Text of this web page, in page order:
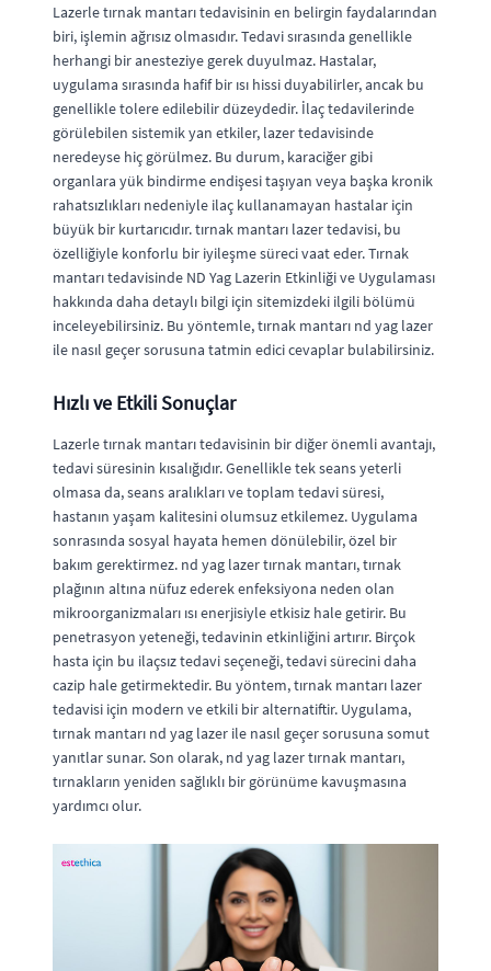
Lazerle tırnak mantarı tedavisinin en belirgin faydalarından
biri, işlemin ağrısız olmasıdır. Tedavi sırasında genellikle
herhangi bir anesteziye gerek duyulmaz. Hastalar,
uygulama sırasında hafif bir ısı hissi duyabilirler, ancak bu
genellikle tolere edilebilir düzeydedir. İlaç tedavilerinde
görülebilen sistemik yan etkiler, lazer tedavisinde
neredeyse hiç görülmez. Bu durum, karaciğer gibi
organlara yük bindirme endişesi taşıyan veya başka kronik
rahatsızlıkları nedeniyle ilaç kullanamayan hastalar için
büyük bir kurtarıcıdır. tırnak mantarı lazer tedavisi, bu
özelliğiyle konforlu bir iyileşme süreci vaat eder. Tırnak
mantarı tedavisinde ND Yag Lazerin Etkinliği ve Uygulaması
hakkında daha detaylı bilgi için sitemizdeki ilgili bölümü
inceleyebilirsiniz. Bu yöntemle, tırnak mantarı nd yag lazer
ile nasıl geçer sorusuna tatmin edici cevaplar bulabilirsiniz.
Hızlı ve Etkili Sonuçlar
Lazerle tırnak mantarı tedavisinin bir diğer önemli avantajı,
tedavi süresinin kısalığıdır. Genellikle tek seans yeterli
olmasa da, seans aralıkları ve toplam tedavi süresi,
hastanın yaşam kalitesini olumsuz etkilemez. Uygulama
sonrasında sosyal hayata hemen dönülebilir, özel bir
bakım gerektirmez. nd yag lazer tırnak mantarı, tırnak
plağının altına nüfuz ederek enfeksiyona neden olan
mikroorganizmaları ısı enerjisiyle etkisiz hale getirir. Bu
penetrasyon yeteneği, tedavinin etkinliğini artırır. Birçok
hasta için bu ilaçsız tedavi seçeneği, tedavi sürecini daha
cazip hale getirmektedir. Bu yöntem, tırnak mantarı lazer
tedavisi için modern ve etkili bir alternatiftir. Uygulama,
tırnak mantarı nd yag lazer ile nasıl geçer sorusuna somut
yanıtlar sunar. Son olarak, nd yag lazer tırnak mantarı,
tırnakların yeniden sağlıklı bir görünüme kavuşmasına
yardımcı olur.